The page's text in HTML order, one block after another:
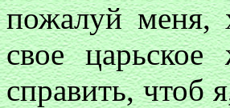
пожалуй меня,
свое
справить, чтоб